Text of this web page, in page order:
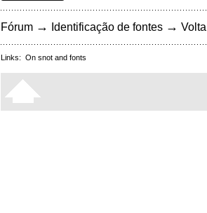
Fórum → Identificação de fontes →
Links: On snot and fonts